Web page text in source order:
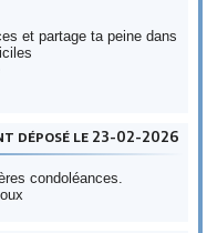
et partage ta peine dans
déposé le 23-02-2026
condoléances.